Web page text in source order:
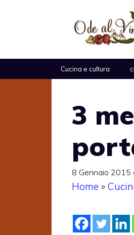
Cucina e cultura
3
8 Gennaio 2015
Home »